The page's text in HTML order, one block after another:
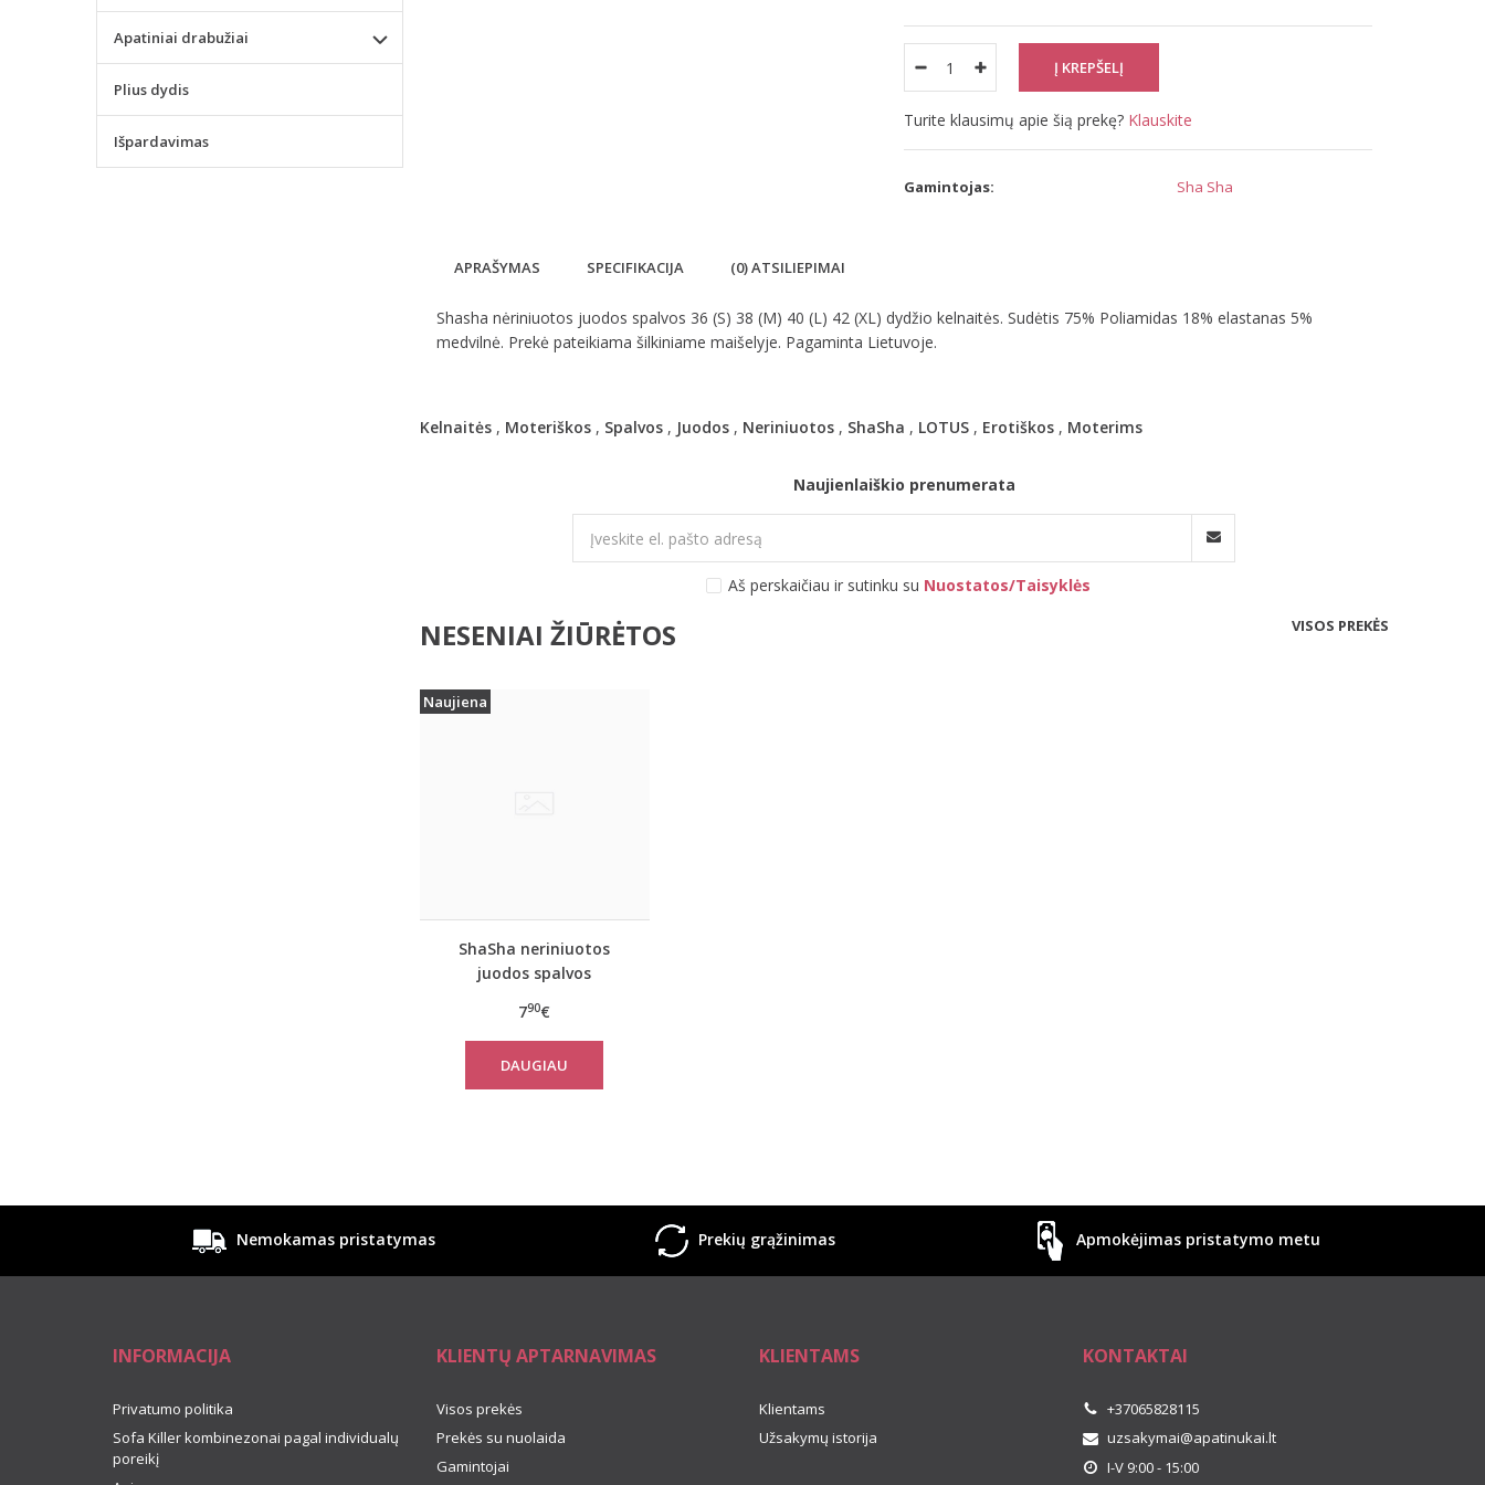
Turite klausimų apie šią prekę? Klauskite
Gamintojas: Sha Sha
APRAŠYMAS SPECIFIKACIJA (0) ATSILIEPIMAI
Shasha nėriniuotos juodos spalvos 36 (S) 38 (M) 40 (L) 42 (XL) dydžio kelnaitės. Sudėtis 75% Poliamidas 18% elastanas 5%
medvilnė. Prekė pateikiama šilkiniame maišelyje. Pagaminta Lietuvoje.
Kelnaitės, Moteriškos, Spalvos, Juodos, Neriniuotos, ShaSha , LOTUS, Erotiškos, Moterims
Naujienlaiškio prenumerata
Aš perskaičiau ir sutinku su Nuostatos/Taisyklės
NESENIAI ŽIŪRĖTOS VISOS PREKĖS
Naujiena
ShaSha neriniuotos
juodos spalvos
LOTUS
790€
DAUGIAU
Apatiniai drabužiai
Plius dydis
Išpardavimas
Nemokamas pristatymas Prekių grąžinimas Apmokėjimas pristatymo metu
INFORMACIJA
Privatumo politika
Sofa Killer kombinezonai pagal individualų
poreikį
KLIENTŲ APTARNAVIMAS
Visos prekės
Prekės su nuolaida
Gamintojai
KLIENTAMS
Klientams
Užsakymų istorija
KONTAKTAI
+37065828115
uzsakymai@apatinukai.lt
I-V 9:00 - 15:00